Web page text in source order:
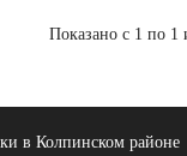
Показано с 1 по 1
в Колпинском районе